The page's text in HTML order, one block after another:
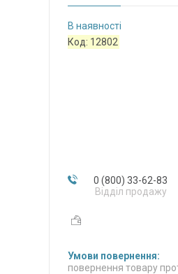
В наявності
Код: 12802
0 (800) 33-62-83
Відділ продажу
повернення товару